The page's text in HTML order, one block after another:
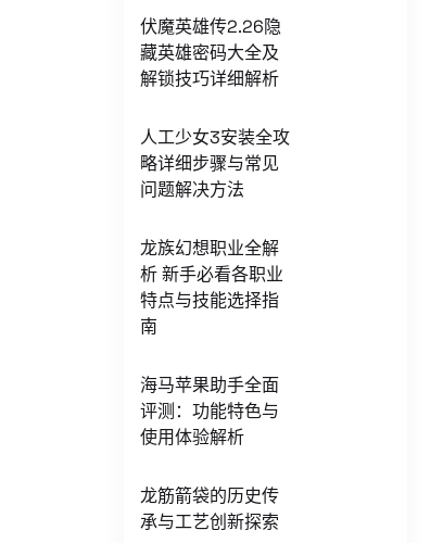
伏魔英雄传2.26隐
藏英雄密码大全及
解锁技巧详细解析
人工少女3安装全攻
略详细步骤与常见
问题解决方法
龙族幻想职业全解
析 新手必看各职业
特点与技能选择指
南
海马苹果助手全面
评测：功能特色与
使用体验解析
龙筋箭袋的历史传
承与工艺创新探索